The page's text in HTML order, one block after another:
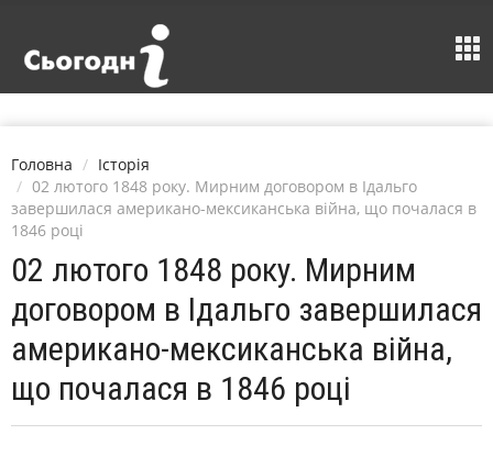
Головна
Історія
02 лютого 1848 року. Мирним договором в Ідальго
завершилася американо-мексиканська війна, що почалася в
1846 році
02 лютого 1848 року. Мирним
договором в Ідальго завершилася
американо-мексиканська війна,
що почалася в 1846 році